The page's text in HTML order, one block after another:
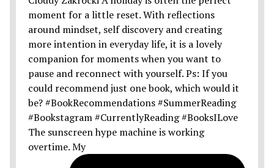
The sunscreen hype machine is working
overtime. My